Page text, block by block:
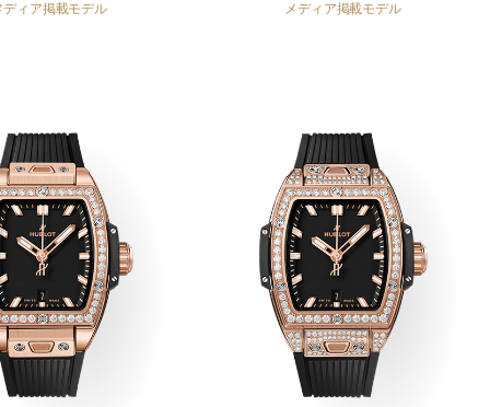
ディア掲載モデル
メディア掲載モデル